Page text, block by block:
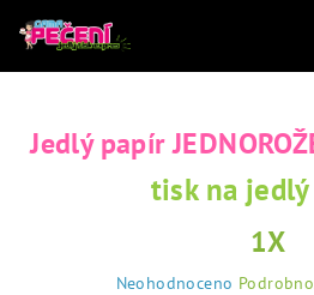
Jedlý papír
tisk na
1X
Neohodnoceno